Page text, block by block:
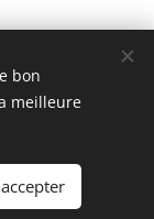
en Suisse CH -
par
bon
meilleure